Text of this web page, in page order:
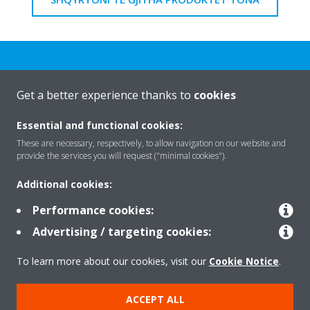
Rreth nesh
Zgjidhje
Kontakti
Produktet
Get a better experience thanks to cookies
Essential and functional cookies:
These are necessary, respectively, to allow navigation on our website and
provide the services you will request ("minimal cookies").
Additional cookies:
Performance cookies:
Advertising / targeting cookies:
To learn more about our cookies, visit our Cookie Notice.
ACCEPT ALL